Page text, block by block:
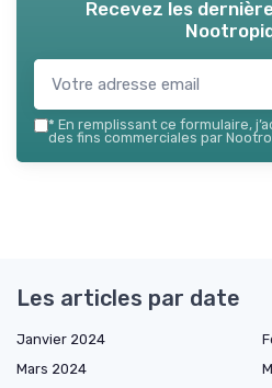
Recevez les
* En remplissant ce formulaire,
des fins commerciales par
Les articles par date
Janvier 2024
Mars 2024